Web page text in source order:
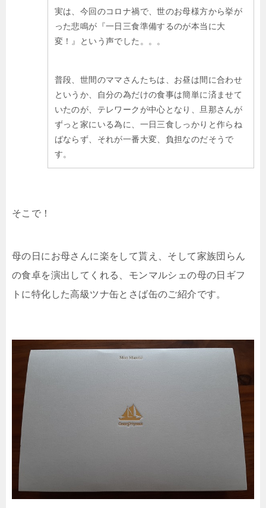
実は、今回のコロナ禍で、世のお母様方から挙が
った悲鳴が『一日三食準備するのが本当に大
変！』という声でした。。。
普段、世間のママさんたちは、お昼は間に合わせ
というか、自分の為だけの食事は簡単に済ませて
いたのが、テレワークが中心となり、旦那さんが
ずっと家にいる為に、一日三食しっかりと作らね
ばならず、それが一番大変、負担なのだそうで
す。
そこで！
母の日にお母さんに楽をして貰え、そして家族団らん
の食卓を演出してくれる、モンマルシェの母の日ギフ
トに特化した高級ツナ缶とさば缶のご紹介です。